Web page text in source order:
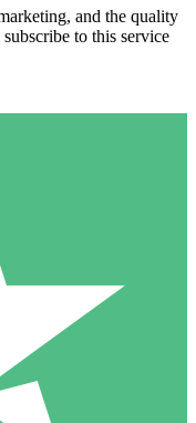
and the quality
to this service